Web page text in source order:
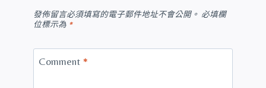
發佈留言必須填寫的電子郵件地址不會公開。 必填欄
位標示為 *
Comment *